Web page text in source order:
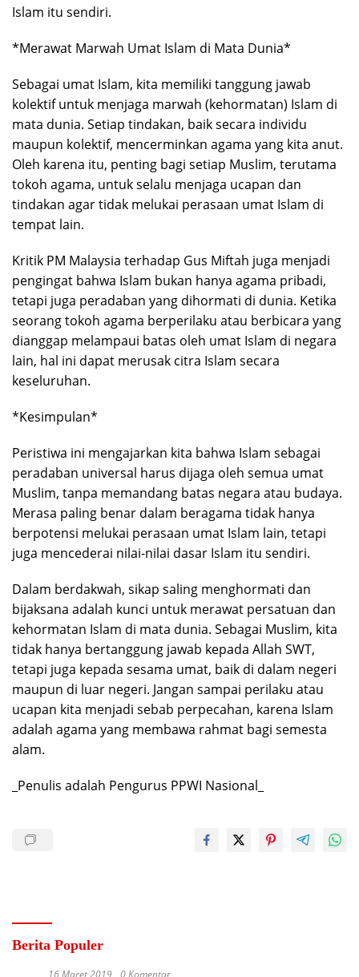
Islam itu sendiri.
*Merawat Marwah Umat Islam di Mata Dunia*
Sebagai umat Islam, kita memiliki tanggung jawab
kolektif untuk menjaga marwah (kehormatan) Islam di
mata dunia. Setiap tindakan, baik secara individu
maupun kolektif, mencerminkan agama yang kita anut.
Oleh karena itu, penting bagi setiap Muslim, terutama
tokoh agama, untuk selalu menjaga ucapan dan
tindakan agar tidak melukai perasaan umat Islam di
tempat lain.
Kritik PM Malaysia terhadap Gus Miftah juga menjadi
pengingat bahwa Islam bukan hanya agama pribadi,
tetapi juga peradaban yang dihormati di dunia. Ketika
seorang tokoh agama berperilaku atau berbicara yang
dianggap melampaui batas oleh umat Islam di negara
lain, hal ini dapat merusak citra Islam secara
keseluruhan.
*Kesimpulan*
Peristiwa ini mengajarkan kita bahwa Islam sebagai
peradaban universal harus dijaga oleh semua umat
Muslim, tanpa memandang batas negara atau budaya.
Merasa paling benar dalam beragama tidak hanya
berpotensi melukai perasaan umat Islam lain, tetapi
juga mencederai nilai-nilai dasar Islam itu sendiri.
Dalam berdakwah, sikap saling menghormati dan
bijaksana adalah kunci untuk merawat persatuan dan
kehormatan Islam di mata dunia. Sebagai Muslim, kita
tidak hanya bertanggung jawab kepada Allah SWT,
tetapi juga kepada sesama umat, baik di dalam negeri
maupun di luar negeri. Jangan sampai perilaku atau
ucapan kita menjadi sebab perpecahan, karena Islam
adalah agama yang membawa rahmat bagi semesta
alam.
_Penulis adalah Pengurus PPWI Nasional_
Berita Populer
16 Maret 2019 0 Komentar